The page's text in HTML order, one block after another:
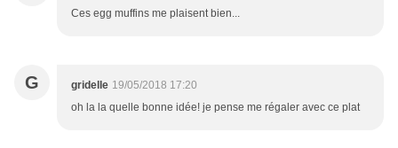
Ces egg muffins me plaisent bien...
G gridelle 19/05/2018 17:20
oh la la quelle bonne idée! je pense me régaler avec ce plat